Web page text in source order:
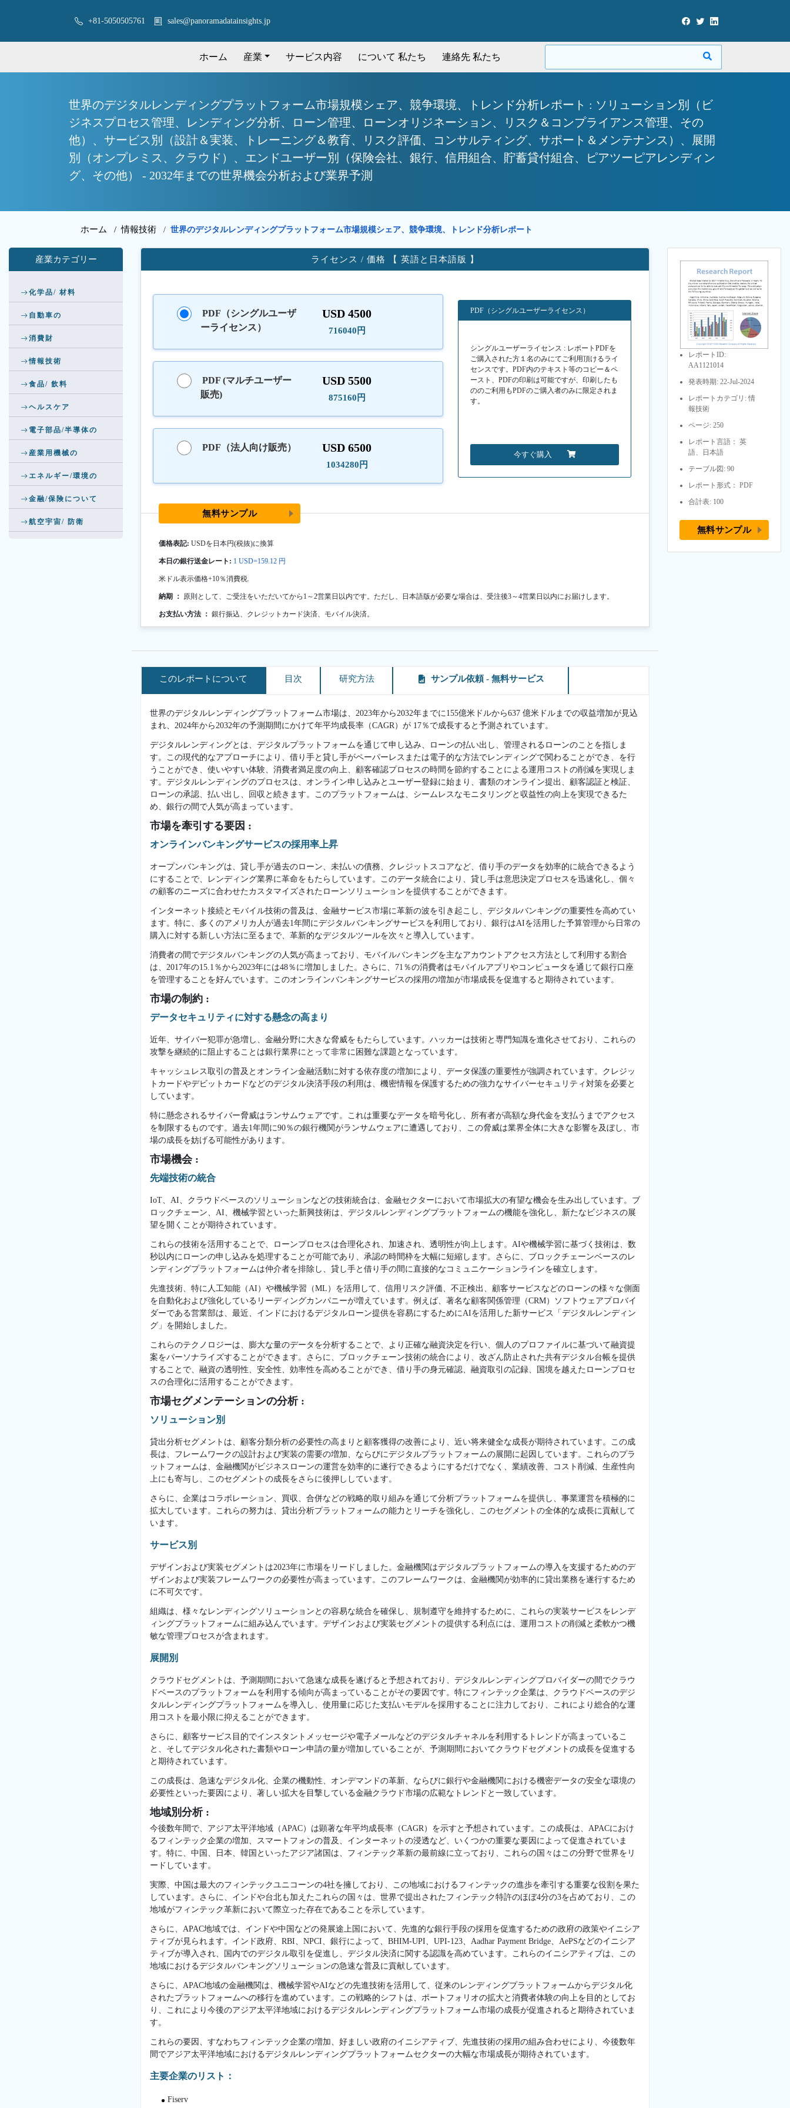
+81-5050505761 sales@panoramadatainsights.jp
ホーム 産業 サービス内容 について 私たち 連絡先 私たち
世界のデジタルレンディングプラットフォーム市場規模シェア、競争環境、トレンド分析レポート : ソリューション別（ビ
ジネスプロセス管理、レンディング分析、ローン管理、ローンオリジネーション、リスク＆コンプライアンス管理、その
他）、サービス別（設計＆実装、トレーニング＆教育、リスク評価、コンサルティング、サポート＆メンテナンス）、展開
別（オンプレミス、クラウド）、エンドユーザー別（保険会社、銀行、信用組合、貯蓄貸付組合、ピアツーピアレンディン
グ、その他） - 2032年までの世界機会分析および業界予測
ホーム /情報技術 / 世界のデジタルレンディングプラットフォーム市場規模シェア、競争環境、トレンド分析レポート
産業カテゴリー
化学品/ 材料
自動車の
消費財
情報技術
食品/ 飲料
ヘルスケア
電子部品/半導体の
産業用機械の
エネルギー/環境の
金融/保険について
航空宇宙/ 防衛
ライセンス / 価格 【 英語と日本語版 】
PDF（シングルユーザ
ーライセンス）
USD 4500
716040円
PDF (マルチユーザー
販売)
USD 5500
875160円
PDF（法人向け販売） USD 6500
1034280円
PDF（シングルユーザーライセンス）
シングルユーザーライセンス : レポートPDFを
ご購入された方１名のみにてご利用頂けるライ
センスです。PDF内のテキスト等のコピー＆ペ
ースト、PDFの印刷は可能ですが、印刷したも
ののご利用もPDFのご購入者のみに限定されま
す。
今すぐ購入
無料サンプル
価格表記: USDを日本円(税抜)に換算
本日の銀行送金レート: 1 USD=159.12 円
米ドル表示価格+10％消費税.
納期 ： 原則として、ご受注をいただいてから1～2営業日以内です。ただし、日本語版が必要な場合は、受注後3～4営業日以内にお届けします。
お支払い方法 ： 銀行振込、クレジットカード決済、モバイル決済。
このレポートについて 目次 研究方法 サンプル依頼 - 無料サービス
世界のデジタルレンディングプラットフォーム市場は、2023年から2032年までに155億米ドルから637 億米ドルまでの収益増加が見込
まれ、2024年から2032年の予測期間にかけて年平均成長率（CAGR）が 17％で成長すると予測されています。
デジタルレンディングとは、デジタルプラットフォームを通じて申し込み、ローンの払い出し、管理されるローンのことを指しま
す。この現代的なアプローチにより、借り手と貸し手がペーパーレスまたは電子的な方法でレンディングで関わることができ、を行
うことができ、使いやすい体験、消費者満足度の向上、顧客確認プロセスの時間を節約することによる運用コストの削減を実現しま
す。デジタルレンディングのプロセスは、オンライン申し込みとユーザー登録に始まり、書類のオンライン提出、顧客認証と検証、
ローンの承認、払い出し、回収と続きます。このプラットフォームは、シームレスなモニタリングと収益性の向上を実現できるた
め、銀行の間で人気が高まっています。
市場を牽引する要因 :
オンラインバンキングサービスの採用率上昇
オープンバンキングは、貸し手が過去のローン、未払いの債務、クレジットスコアなど、借り手のデータを効率的に統合できるよう
にすることで、レンディング業界に革命をもたらしています。このデータ統合により、貸し手は意思決定プロセスを迅速化し、個々
の顧客のニーズに合わせたカスタマイズされたローンソリューションを提供することができます。
インターネット接続とモバイル技術の普及は、金融サービス市場に革新の波を引き起こし、デジタルバンキングの重要性を高めてい
ます。特に、多くのアメリカ人が過去1年間にデジタルバンキングサービスを利用しており、銀行はAIを活用した予算管理から日常の
購入に対する新しい方法に至るまで、革新的なデジタルツールを次々と導入しています。
消費者の間でデジタルバンキングの人気が高まっており、モバイルバンキングを主なアカウントアクセス方法として利用する割合
は、2017年の15.1％から2023年には48％に増加しました。さらに、71％の消費者はモバイルアプリやコンピュータを通じて銀行口座
を管理することを好んでいます。このオンラインバンキングサービスの採用の増加が市場成長を促進すると期待されています。
市場の制約 :
データセキュリティに対する懸念の高まり
近年、サイバー犯罪が急増し、金融分野に大きな脅威をもたらしています。ハッカーは技術と専門知識を進化させており、これらの
攻撃を継続的に阻止することは銀行業界にとって非常に困難な課題となっています。
キャッシュレス取引の普及とオンライン金融活動に対する依存度の増加により、データ保護の重要性が強調されています。クレジッ
トカードやデビットカードなどのデジタル決済手段の利用は、機密情報を保護するための強力なサイバーセキュリティ対策を必要と
しています。
特に懸念されるサイバー脅威はランサムウェアです。これは重要なデータを暗号化し、所有者が高額な身代金を支払うまでアクセス
を制限するものです。過去1年間に90％の銀行機関がランサムウェアに遭遇しており、この脅威は業界全体に大きな影響を及ぼし、市
場の成長を妨げる可能性があります。
市場機会 :
先端技術の統合
IoT、AI、クラウドベースのソリューションなどの技術統合は、金融セクターにおいて市場拡大の有望な機会を生み出しています。ブ
ロックチェーン、AI、機械学習といった新興技術は、デジタルレンディングプラットフォームの機能を強化し、新たなビジネスの展
望を開くことが期待されています。
これらの技術を活用することで、ローンプロセスは合理化され、加速され、透明性が向上します。AIや機械学習に基づく技術は、数
秒以内にローンの申し込みを処理することが可能であり、承認の時間枠を大幅に短縮します。さらに、ブロックチェーンベースのレ
ンディングプラットフォームは仲介者を排除し、貸し手と借り手の間に直接的なコミュニケーションラインを確立します。
先進技術、特に人工知能（AI）や機械学習（ML）を活用して、信用リスク評価、不正検出、顧客サービスなどのローンの様々な側面
を自動化および強化しているリーディングカンパニーが増えています。例えば、著名な顧客関係管理（CRM）ソフトウェアプロバイ
ダーである営業部は、最近、インドにおけるデジタルローン提供を容易にするためにAIを活用した新サービス「デジタルレンディン
グ」を開始しました。
これらのテクノロジーは、膨大な量のデータを分析することで、より正確な融資決定を行い、個人のプロファイルに基づいて融資提
案をパーソナライズすることができます。さらに、ブロックチェーン技術の統合により、改ざん防止された共有デジタル台帳を提供
することで、融資の透明性、安全性、効率性を高めることができ、借り手の身元確認、融資取引の記録、国境を越えたローンプロセ
スの合理化に活用することができます。
市場セグメンテーションの分析 :
ソリューション別
貸出分析セグメントは、顧客分類分析の必要性の高まりと顧客獲得の改善により、近い将来健全な成長が期待されています。この成
長は、フレームワークの設計および実装の需要の増加、ならびにデジタルプラットフォームの展開に起因しています。これらのプラ
ットフォームは、金融機関がビジネスローンの運営を効率的に遂行できるようにするだけでなく、業績改善、コスト削減、生産性向
上にも寄与し、このセグメントの成長をさらに後押ししています。
さらに、企業はコラボレーション、買収、合併などの戦略的取り組みを通じて分析プラットフォームを提供し、事業運営を積極的に
拡大しています。これらの努力は、貸出分析プラットフォームの能力とリーチを強化し、このセグメントの全体的な成長に貢献して
います。
サービス別
デザインおよび実装セグメントは2023年に市場をリードしました。金融機関はデジタルプラットフォームの導入を支援するためのデ
ザインおよび実装フレームワークの必要性が高まっています。このフレームワークは、金融機関が効率的に貸出業務を遂行するため
に不可欠です。
組織は、様々なレンディングソリューションとの容易な統合を確保し、規制遵守を維持するために、これらの実装サービスをレンデ
ィングプラットフォームに組み込んでいます。デザインおよび実装セグメントの提供する利点には、運用コストの削減と柔軟かつ機
敏な管理プロセスが含まれます。
展開別
クラウドセグメントは、予測期間において急速な成長を遂げると予想されており、デジタルレンディングプロバイダーの間でクラウ
ドベースのプラットフォームを利用する傾向が高まっていることがその要因です。特にフィンテック企業は、クラウドベースのデジ
タルレンディングプラットフォームを導入し、使用量に応じた支払いモデルを採用することに注力しており、これにより総合的な運
用コストを最小限に抑えることができます。
さらに、顧客サービス目的でインスタントメッセージや電子メールなどのデジタルチャネルを利用するトレンドが高まっているこ
と、そしてデジタル化された書類やローン申請の量が増加していることが、予測期間においてクラウドセグメントの成長を促進する
と期待されています。
この成長は、急速なデジタル化、企業の機動性、オンデマンドの革新、ならびに銀行や金融機関における機密データの安全な環境の
必要性といった要因により、著しい拡大を目撃している金融クラウド市場の広範なトレンドと一致しています。
地域別分析 :
今後数年間で、アジア太平洋地域（APAC）は顕著な年平均成長率（CAGR）を示すと予想されています。この成長は、APACにおけ
るフィンテック企業の増加、スマートフォンの普及、インターネットの浸透など、いくつかの重要な要因によって促進されていま
す。特に、中国、日本、韓国といったアジア諸国は、フィンテック革新の最前線に立っており、これらの国々はこの分野で世界をリ
ードしています。
実際、中国は最大のフィンテックユニコーンの4社を擁しており、この地域におけるフィンテックの進歩を牽引する重要な役割を果た
しています。さらに、インドや台北も加えたこれらの国々は、世界で提出されたフィンテック特許のほぼ4分の3を占めており、この
地域がフィンテック革新において際立った存在であることを示しています。
さらに、APAC地域では、インドや中国などの発展途上国において、先進的な銀行手段の採用を促進するための政府の政策やイニシア
ティブが見られます。インド政府、RBI、NPCI、銀行によって、BHIM-UPI、UPI-123、Aadhar Payment Bridge、AePSなどのイニシア
ティブが導入され、国内でのデジタル取引を促進し、デジタル決済に関する認識を高めています。これらのイニシアティブは、この
地域におけるデジタルバンキングソリューションの急速な普及に貢献しています。
さらに、APAC地域の金融機関は、機械学習やAIなどの先進技術を活用して、従来のレンディングプラットフォームからデジタル化
されたプラットフォームへの移行を進めています。この戦略的シフトは、ポートフォリオの拡大と消費者体験の向上を目的としてお
り、これにより今後のアジア太平洋地域におけるデジタルレンディングプラットフォーム市場の成長が促進されると期待されていま
す。
これらの要因、すなわちフィンテック企業の増加、好ましい政府のイニシアティブ、先進技術の採用の組み合わせにより、今後数年
間でアジア太平洋地域におけるデジタルレンディングプラットフォームセクターの大幅な市場成長が期待されています。
主要企業のリスト：
Fiserv
レポートID:
AA1121014
発表時期: 22-Jul-2024
レポートカテゴリ: 情
報技術
ページ: 250
レポート言語： 英
語、日本語
テーブル図: 90
レポート形式： PDF
合計表: 100
無料サンプル